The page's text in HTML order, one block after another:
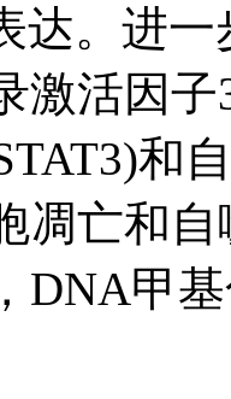
达。进
活因子
和
凋亡和
DNA甲